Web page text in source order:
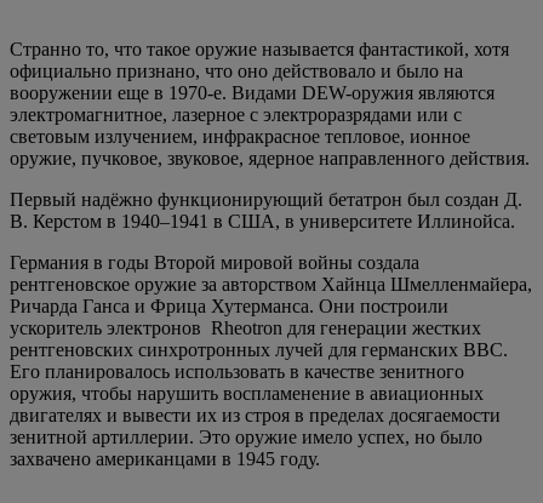
Странно то, что такое оружие называется фантастикой, хотя
официально признано, что оно действовало и было на
вооружении еще в 1970-е. Видами DEW-оружия являются
электромагнитное, лазерное с электроразрядами или с
световым излучением, инфракрасное тепловое, ионное
оружие, пучковое, звуковое, ядерное направленного действия.
Первый надёжно функционирующий бетатрон был создан Д.
В. Керстом в 1940–1941 в США, в университете Иллинойса.
Германия в годы Второй мировой войны создала
рентгеновское оружие за авторством Хайнца Шмелленмайера,
Ричарда Ганса и Фрица Хутерманса. Они построили
ускоритель электронов Rheotron для генерации жестких
рентгеновских синхротронных лучей для германских ВВС.
Его планировалось использовать в качестве зенитного
оружия, чтобы нарушить воспламенение в авиационных
двигателях и вывести их из строя в пределах досягаемости
зенитной артиллерии. Это оружие имело успех, но было
захвачено американцами в 1945 году.